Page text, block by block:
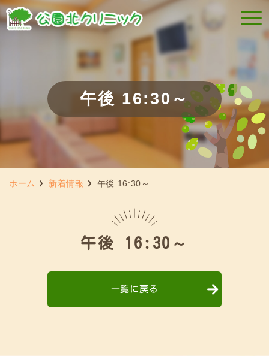
午後 16:30～
ホーム 新着情報 午後 16:30～
午後 16:30～
一覧に戻る